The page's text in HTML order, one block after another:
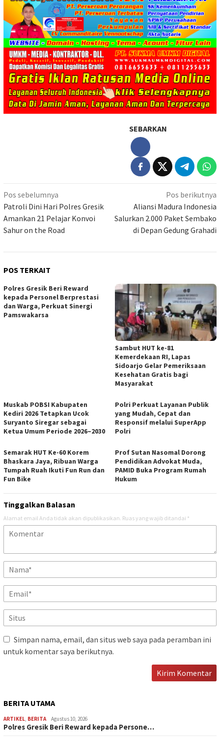
SEBARKAN
Navigasi
pos
Pos sebelumnya
Patroli Dini Hari Polres Gresik
Amankan 21 Pelajar Konvoi
Sahur on the Road
Pos berikutnya
Aliansi Madura Indonesia
Salurkan 2.000 Paket Sembako
di Depan Gedung Grahadi
POS TERKAIT
Polres Gresik Beri Reward
kepada Personel Berprestasi
dan Warga, Perkuat Sinergi
Pamswakarsa
Sambut HUT ke-81
Kemerdekaan RI, Lapas
Sidoarjo Gelar Pemeriksaan
Kesehatan Gratis bagi
Masyarakat
Muskab POBSI Kabupaten
Kediri 2026 Tetapkan Ucok
Suryanto Siregar sebagai
Ketua Umum Periode 2026–2030
Polri Perkuat Layanan Publik
yang Mudah, Cepat dan
Responsif melalui SuperApp
Polri
Semarak HUT Ke-60 Korem
Bhaskara Jaya, Ribuan Warga
Tumpah Ruah Ikuti Fun Run dan
Fun Bike
Prof Sutan Nasomal Dorong
Pendidikan Advokat Muda,
PAMID Buka Program Rumah
Hukum
Tinggalkan Balasan
Alamat email Anda tidak akan dipublikasikan. Ruas yang wajib ditandai *
Simpan nama, email, dan situs web saya pada peramban ini
untuk komentar saya berikutnya.
BERITA UTAMA
ARTIKEL BERITA Agustus 10, 2026
Polres Gresik Beri Reward kepada Persone…